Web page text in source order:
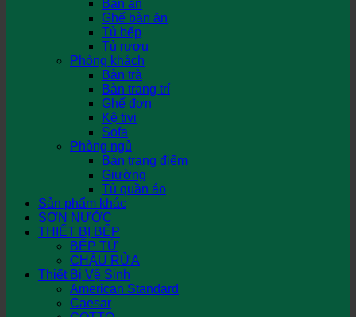
Bàn ăn
Ghế bàn ăn
Tủ bếp
Tủ rượu
Phòng khách
Bàn trà
Bàn trang trí
Ghế đơn
Kệ tivi
Sofa
Phòng ngủ
Bàn trang điểm
Giường
Tủ quần áo
Sản phẩm khác
SƠN NƯỚC
THIẾT BỊ BẾP
BẾP TỪ
CHẬU RỬA
Thiết Bị Vệ Sinh
American Standard
Caesar